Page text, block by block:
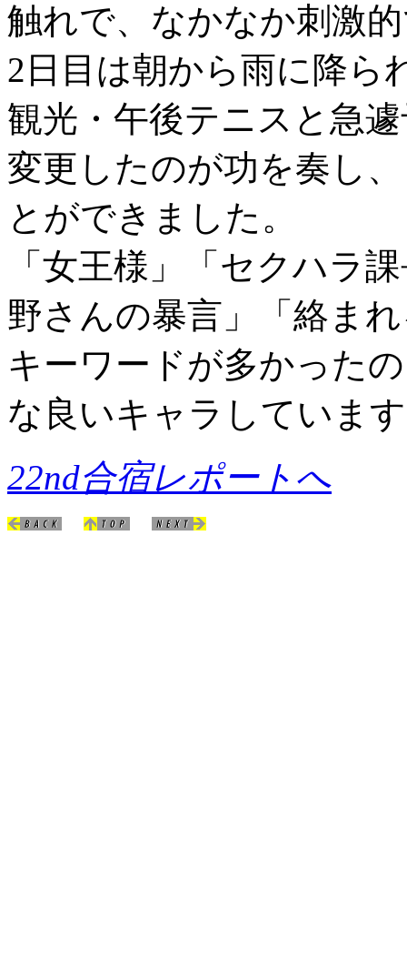
触れで、なかなか刺激
2日目は朝から雨に降ら
観光・午後テニスと急
変更したのが功を奏し
とができました。
「女王様」「セクハラ
野さんの暴言」「絡ま
キーワードが多かった
な良いキャラしていま
22nd合宿レポートへ